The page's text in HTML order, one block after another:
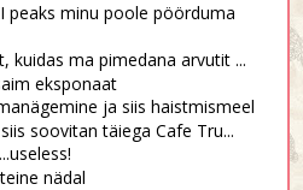
peaks minu poole pöörduma
kuidas ma pimedana arvutit ...
eksponaat
ja siis haistmismeel
soovitan täiega Cafe Tru...
nädal